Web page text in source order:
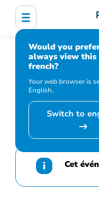
Would you
always view this
french?
Your web browser is
English.
Switch to
Accueil
Programmation et
et activités
Cultiver
créatif
Cet